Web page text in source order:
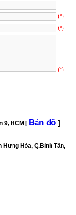
(*)
(*)
(*)
9, HCM [ Bản đồ ]
Hưng Hòa, Q.Bình Tân,